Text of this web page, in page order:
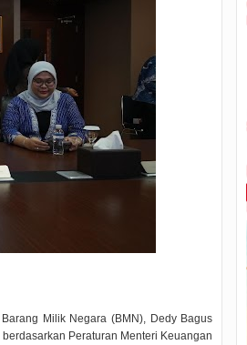
Milik Negara (BMN), Dedy Bagus
Peraturan Menteri Keuangan